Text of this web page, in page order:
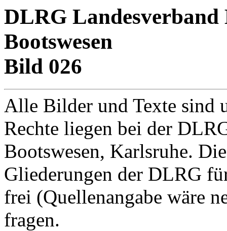
DLRG Landesverband
Bootswesen
Bild 026
Alle Bilder und Texte sind
Rechte liegen bei der
Bootswesen, Karlsruhe.
Gliederungen der DLRG
frei (Quellenangabe wäre
fragen.